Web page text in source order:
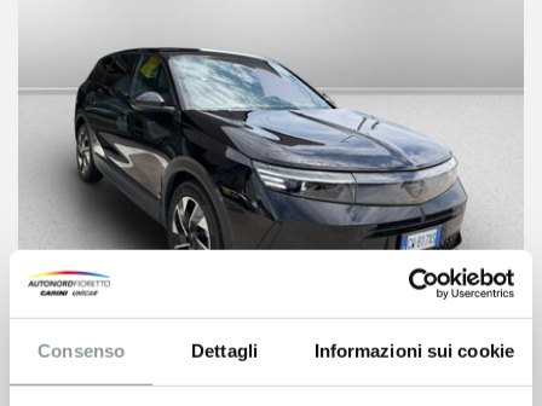
Consenso Dettagli Informazioni sui cookie